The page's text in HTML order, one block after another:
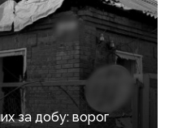
за добу: ворог